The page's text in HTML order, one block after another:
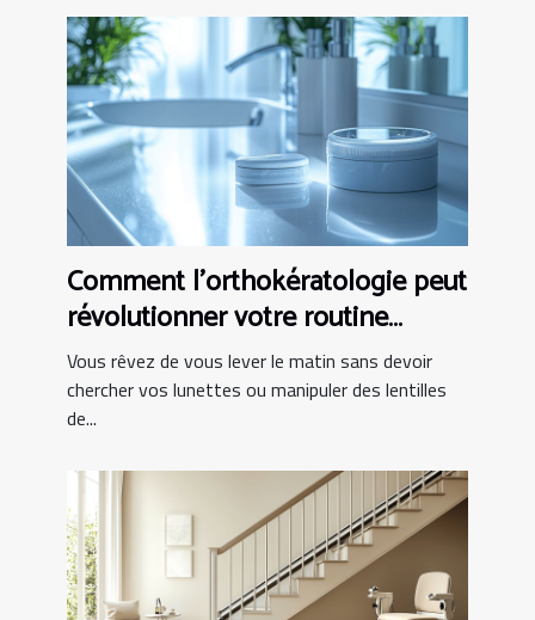
Comment l'orthokératologie peut
révolutionner votre routine
matinale ?
Vous rêvez de vous lever le matin sans devoir
chercher vos lunettes ou manipuler des lentilles
de...